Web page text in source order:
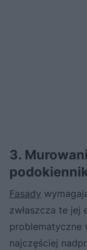
3.
Fasady
zwłaszcza te jej
problematyczne
najczęściej